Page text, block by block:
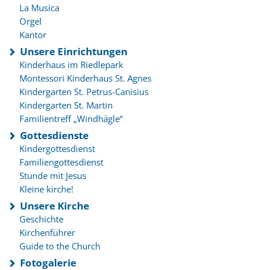
La Musica
Orgel
Kantor
Unsere Einrichtungen
Kinderhaus im Riedlepark
Montessori Kinderhaus St. Agnes
Kindergarten St. Petrus-Canisius
Kindergarten St. Martin
Familientreff „Windhägle“
Gottesdienste
Kindergottesdienst
Familiengottesdienst
Stunde mit Jesus
Kleine kirche!
Unsere Kirche
Geschichte
Kirchenführer
Guide to the Church
Fotogalerie